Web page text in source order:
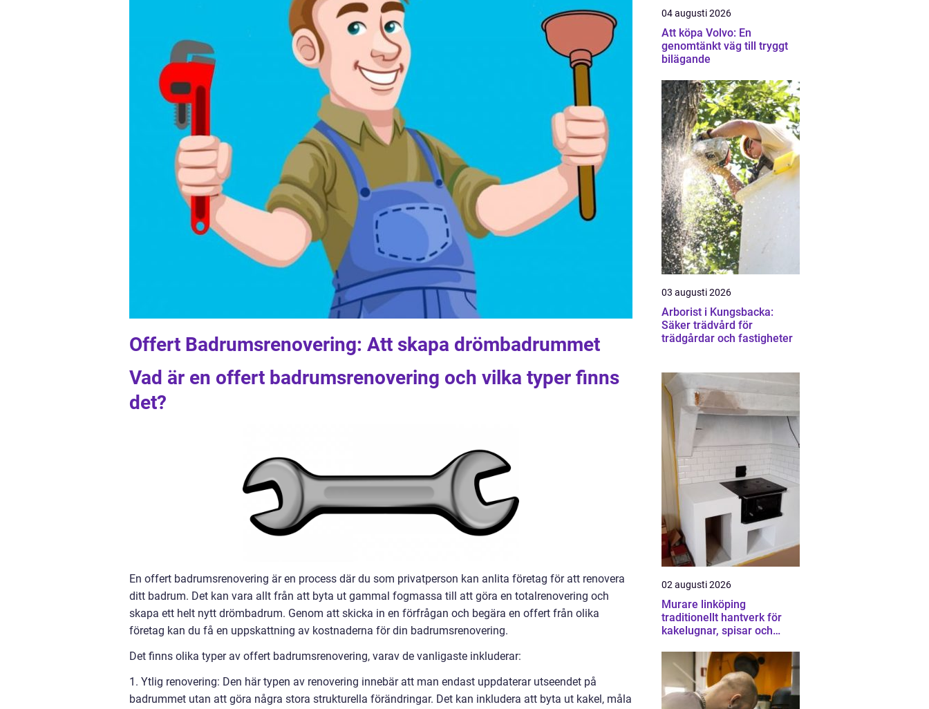
Offert Badrumsrenovering: Att skapa drömbadrummet
Vad är en offert badrumsrenovering och vilka typer finns
det?
En offert badrumsrenovering är en process där du som privatperson kan anlita företag för att renovera
ditt badrum. Det kan vara allt från att byta ut gammal fogmassa till att göra en totalrenovering och
skapa ett helt nytt drömbadrum. Genom att skicka in en förfrågan och begära en offert från olika
företag kan du få en uppskattning av kostnaderna för din badrumsrenovering.
Det finns olika typer av offert badrumsrenovering, varav de vanligaste inkluderar:
1. Ytlig renovering: Den här typen av renovering innebär att man endast uppdaterar utseendet på
badrummet utan att göra några stora strukturella förändringar. Det kan inkludera att byta ut kakel, måla
04 augusti 2026
Att köpa Volvo: En
genomtänkt väg till tryggt
bilägande
03 augusti 2026
Arborist i Kungsbacka:
Säker trädvård för
trädgårdar och fastigheter
02 augusti 2026
Murare linköping
traditionellt hantverk för
kakelugnar, spisar och